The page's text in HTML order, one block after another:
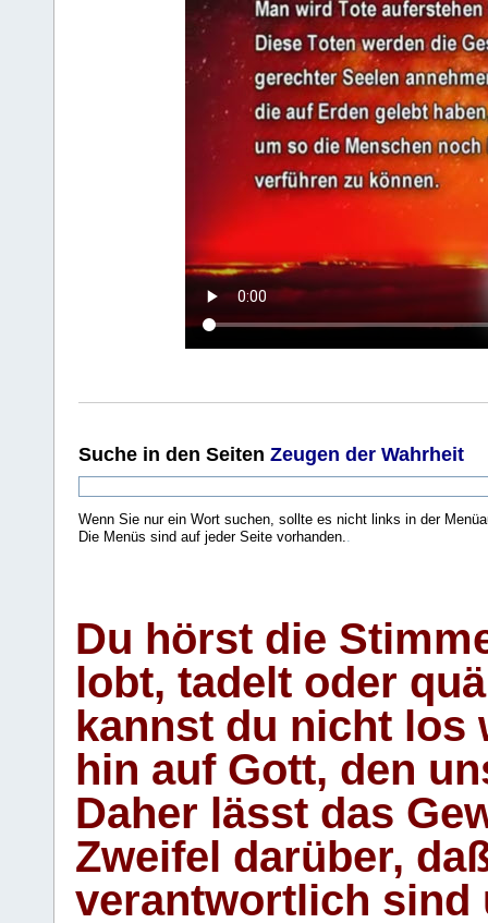
Suche in den Seiten Zeugen der Wahrheit
Wenn Sie nur ein Wort suchen, sollte es nicht links in der
Die Menüs sind auf jeder Seite vorhanden..
Du hörst die
lobt, tadelt oder
kannst du nicht los
hin auf Gott, den
Daher lässt das
Zweifel darüber,
verantwortlich sind